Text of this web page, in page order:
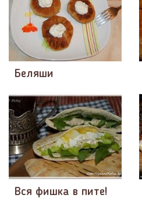
Беляши
Вся фишка в пите!